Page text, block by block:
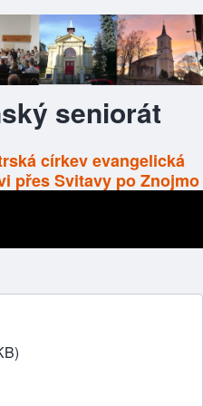
seniorát
církev evangelická
přes Svitavy po Znojmo